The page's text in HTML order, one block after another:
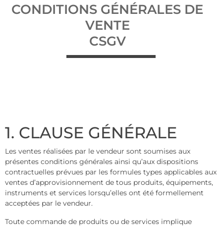
CONDITIONS GÉNÉRALES DE
VENTE
CSGV
1. CLAUSE GÉNÉRALE
Les ventes réalisées par le vendeur sont soumises aux
présentes conditions générales ainsi qu’aux dispositions
contractuelles prévues par les formules types applicables aux
ventes d’approvisionnement de tous produits, équipements,
instruments et services lorsqu’elles ont été formellement
acceptées par le vendeur.
Toute commande de produits ou de services implique